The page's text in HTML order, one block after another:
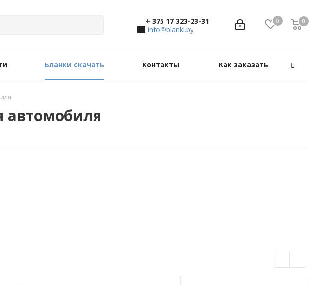
0 0
0
+ 375 17 323-23-31
info@blanki.by
Бланки скачать Контакты Как заказать
автомобиля